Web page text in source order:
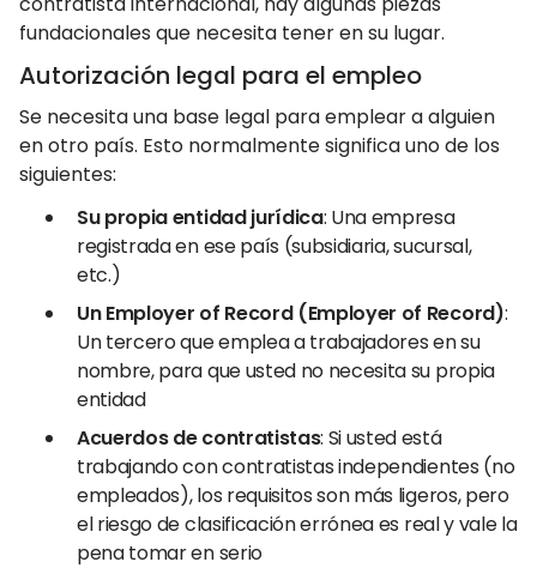
fundacionales que necesita tener en su lugar.
Autorización legal para el empleo
Se necesita una base legal para emplear a alguien
en otro país. Esto normalmente significa uno de los
siguientes:
Su propia entidad jurídica: Una empresa
registrada en ese país (subsidiaria, sucursal,
etc.)
Un Employer of Record (Employer of Record):
Un tercero que emplea a trabajadores en su
nombre, para que usted no necesita su propia
entidad
Acuerdos de contratistas: Si usted está
trabajando con contratistas independientes (no
empleados), los requisitos son más ligeros, pero
el riesgo de clasificación errónea es real y vale la
pena tomar en serio